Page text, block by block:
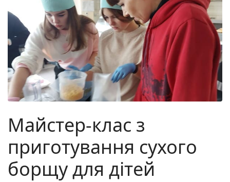
Майстер-клас з
приготування сухого
борщу для дітей